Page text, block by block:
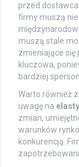
przed
firmy muszą
muszą stale
zmieniające się
kluczowa,
bardziej
Warto również
uwagę na
zmian,
warunków
konkurencją.